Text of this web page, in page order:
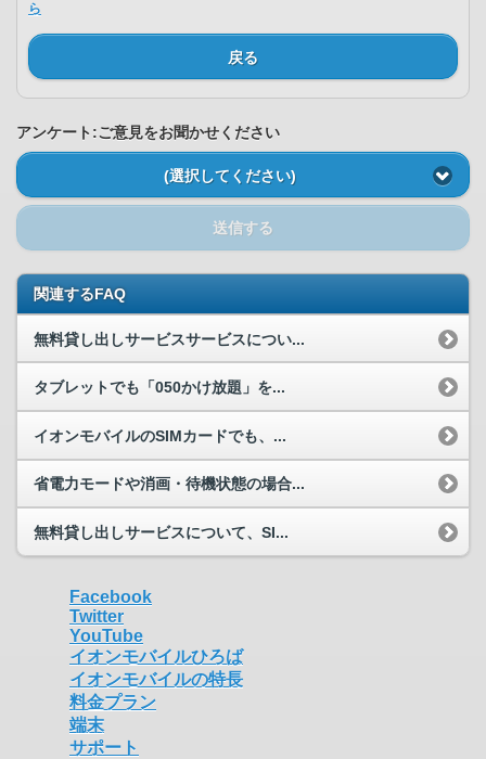
ら
戻る
アンケート:ご意見をお聞かせください
(選択してください)
送信する
関連するFAQ
無料貸し出しサービスサービスについ...
タブレットでも「050かけ放題」を...
イオンモバイルのSIMカードでも、...
省電力モードや消画・待機状態の場合...
無料貸し出しサービスについて、SI...
Facebook
Twitter
YouTube
イオンモバイルひろば
イオンモバイルの特長
料金プラン
端末
サポート